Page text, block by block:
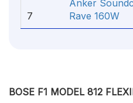
7
Anker
Rave 160W
BOSE F1 MODEL 812